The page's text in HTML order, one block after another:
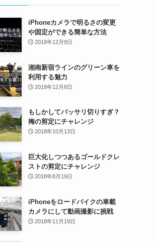
iPhoneカメラで明るさの変更
や固定ができる簡単な方法
2018年12月9日
湘南新宿ラインのグリーン車を
利用する魅力
2018年12月8日
もしかしてバッサリ切りすぎ？
梅の剪定にチャレンジ
2018年10月13日
巨大化しつつあるゴールドクレ
ストの剪定にチャレンジ
2018年8月19日
iPhoneをロードバイクの車載
カメラにして動画撮影に挑戦
2018年11月19日